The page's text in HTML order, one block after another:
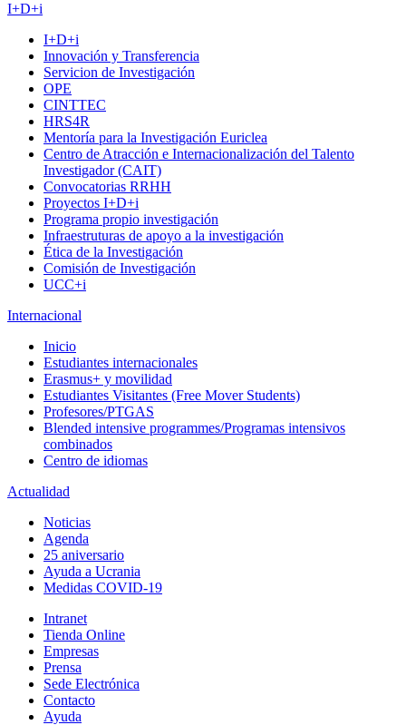
I+D+i
I+D+i
Innovación y Transferencia
Servicion de Investigación
OPE
CINTTEC
HRS4R
Mentoría para la Investigación Euriclea
Centro de Atracción e Internacionalización del Talento
Investigador (CAIT)
Convocatorias RRHH
Proyectos I+D+i
Programa propio investigación
Infraestruturas de apoyo a la investigación
Ética de la Investigación
Comisión de Investigación
UCC+i
Internacional
Inicio
Estudiantes internacionales
Erasmus+ y movilidad
Estudiantes Visitantes (Free Mover Students)
Profesores/PTGAS
Blended intensive programmes/Programas intensivos
combinados
Centro de idiomas
Actualidad
Noticias
Agenda
25 aniversario
Ayuda a Ucrania
Medidas COVID-19
Intranet
Tienda Online
Empresas
Prensa
Sede Electrónica
Contacto
Ayuda